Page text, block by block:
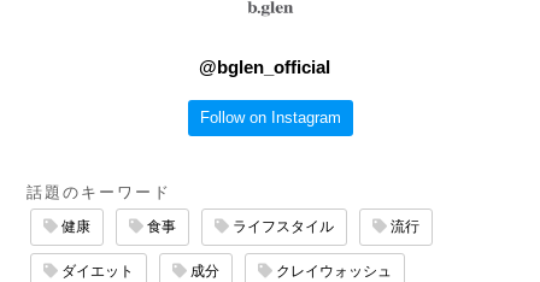
@bglen_official
Follow on Instagram
話題のキーワード
健康 食事 ライフスタイル 流行
ダイエット 成分 クレイウォッシュ